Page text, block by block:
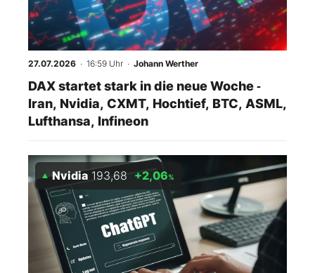
27.07.2026 · 16:59 Uhr · Johann Werther
DAX startet stark in die neue Woche ‑
Iran, Nvidia, CXMT, Hochtief, BTC, ASML,
Lufthansa, Infineon
Nvidia 193,68 +2,06%